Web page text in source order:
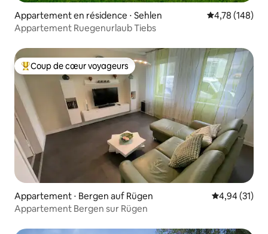
Appartement en résidence ⋅ Sehlen Évaluation
4,78 (148)
Appartement Ruegenurlaub Tiebs
Coups de cœur voyageurs les plus appréciés
Coup de cœur voyageurs
Appartement ⋅ Bergen auf Rügen Évaluation
4,94 (31)
Appartement Bergen sur Rügen